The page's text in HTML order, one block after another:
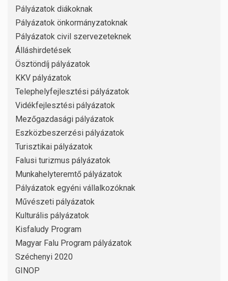
Pályázatok diákoknak
Pályázatok önkormányzatoknak
Pályázatok civil szervezeteknek
Álláshirdetések
Ösztöndíj pályázatok
KKV pályázatok
Telephelyfejlesztési pályázatok
Vidékfejlesztési pályázatok
Mezőgazdasági pályázatok
Eszközbeszerzési pályázatok
Turisztikai pályázatok
Falusi turizmus pályázatok
Munkahelyteremtő pályázatok
Pályázatok egyéni vállalkozóknak
Művészeti pályázatok
Kulturális pályázatok
Kisfaludy Program
Magyar Falu Program pályázatok
Széchenyi 2020
GINOP